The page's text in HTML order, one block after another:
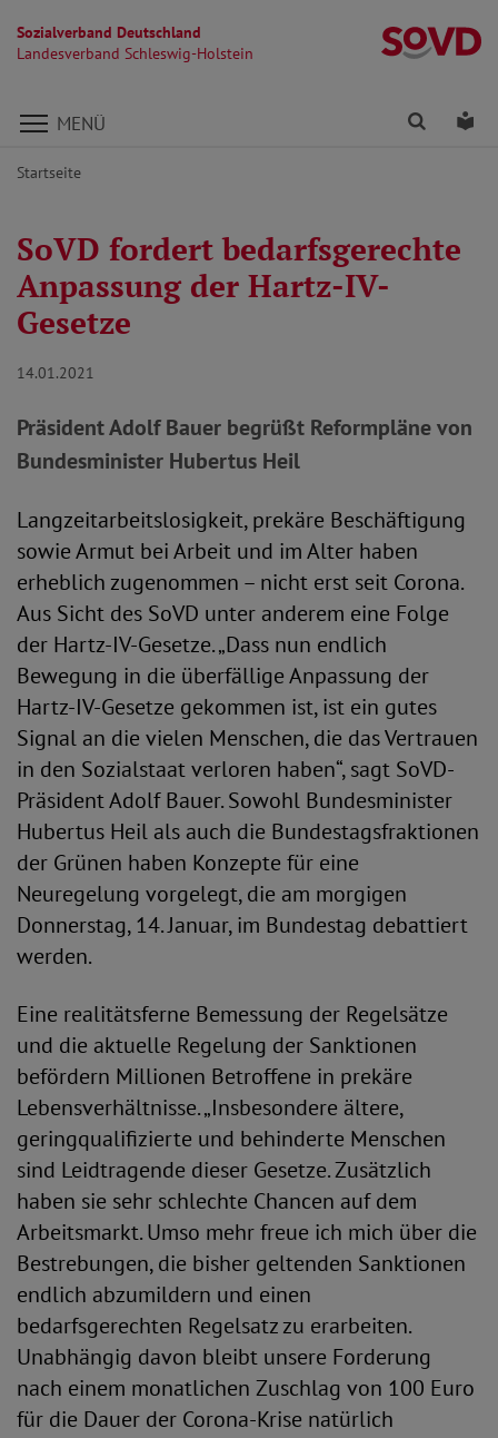
Sozialverband Deutschland
Landesverband Schleswig-Holstein
Direkt zu den Inhalten springen
MENÜ Finden
Startseite
SoVD fordert bedarfsgerechte
Anpassung der Hartz-IV-
Gesetze
14.01.2021
Präsident Adolf Bauer begrüßt Reformpläne von
Bundesminister Hubertus Heil
Langzeitarbeitslosigkeit, prekäre Beschäftigung
sowie Armut bei Arbeit und im Alter haben
erheblich zugenommen – nicht erst seit Corona.
Aus Sicht des SoVD unter anderem eine Folge
der Hartz-IV-Gesetze. „Dass nun endlich
Bewegung in die überfällige Anpassung der
Hartz-IV-Gesetze gekommen ist, ist ein gutes
Signal an die vielen Menschen, die das Vertrauen
in den Sozialstaat verloren haben“, sagt SoVD-
Präsident Adolf Bauer. Sowohl Bundesminister
Hubertus Heil als auch die Bundestagsfraktionen
der Grünen haben Konzepte für eine
Neuregelung vorgelegt, die am morgigen
Donnerstag, 14. Januar, im Bundestag debattiert
werden.
Eine realitätsferne Bemessung der Regelsätze
und die aktuelle Regelung der Sanktionen
befördern Millionen Betroffene in prekäre
Lebensverhältnisse. „Insbesondere ältere,
geringqualifizierte und behinderte Menschen
sind Leidtragende dieser Gesetze. Zusätzlich
haben sie sehr schlechte Chancen auf dem
Arbeitsmarkt. Umso mehr freue ich mich über die
Bestrebungen, die bisher geltenden Sanktionen
endlich abzumildern und einen
bedarfsgerechten Regelsatz zu erarbeiten.
Unabhängig davon bleibt unsere Forderung
nach einem monatlichen Zuschlag von 100 Euro
für die Dauer der Corona-Krise natürlich